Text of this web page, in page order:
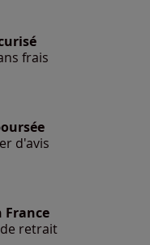
frais
d'avis
retrait